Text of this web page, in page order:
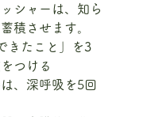
シャーは、知ら
積させます。
きたこと」を3
つける
、深呼吸を5回